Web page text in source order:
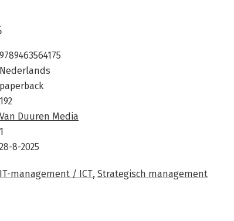
9789463564175
Nederlands
paperback
192
Van Duuren Media
1
28-8-2025
IT-management / ICT, Strategisch management